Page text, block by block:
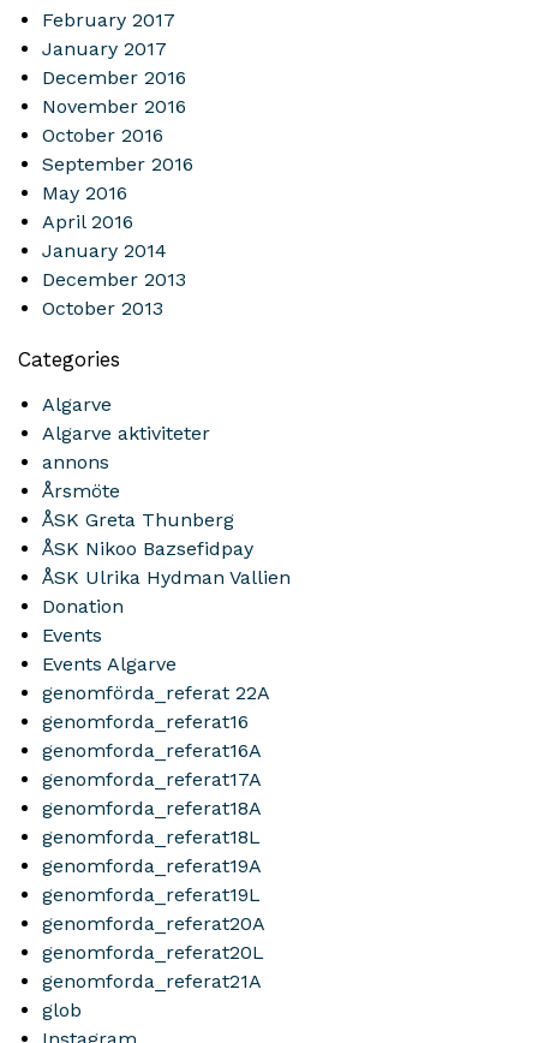
February 2017
January 2017
December 2016
November 2016
October 2016
September 2016
May 2016
April 2016
January 2014
December 2013
October 2013
Categories
Algarve
Algarve aktiviteter
annons
Årsmöte
ÅSK Greta Thunberg
ÅSK Nikoo Bazsefidpay
ÅSK Ulrika Hydman Vallien
Donation
Events
Events Algarve
genomförda_referat 22A
genomforda_referat16
genomforda_referat16A
genomforda_referat17A
genomforda_referat18A
genomforda_referat18L
genomforda_referat19A
genomforda_referat19L
genomforda_referat20A
genomforda_referat20L
genomforda_referat21A
glob